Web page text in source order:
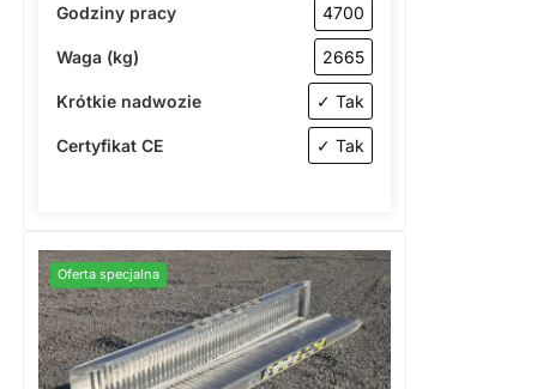
Godziny pracy 4700
Waga (kg) 2665
Krótkie nadwozie ✓ Tak
Certyfikat CE ✓ Tak
Oferta specjalna